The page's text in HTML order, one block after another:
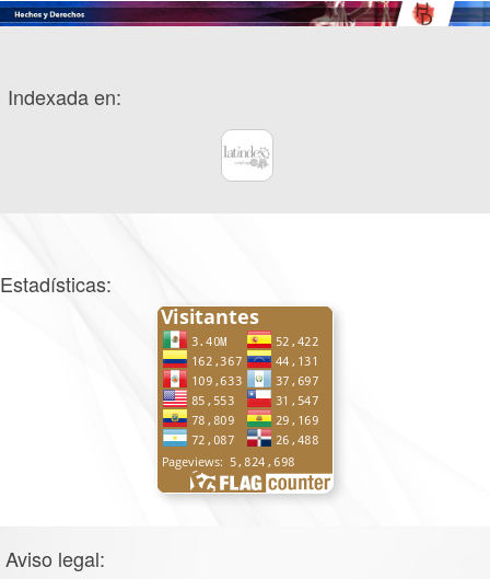
Indexada en:
Estadísticas:
Aviso legal: